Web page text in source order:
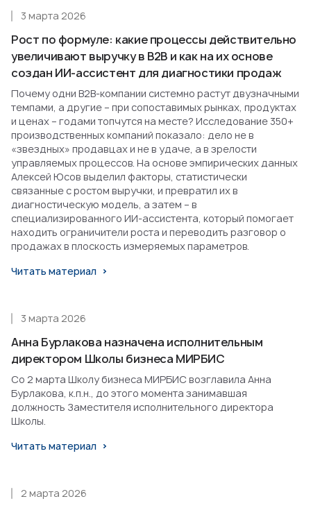
Рост по формуле: какие процессы действительно
увеличивают выручку в B2B и как на их основе
создан ИИ-ассистент для диагностики продаж
3 марта 2026
Почему одни B2B-компании системно растут двузначными
темпами, а другие – при сопоставимых рынках, продуктах
и ценах – годами топчутся на месте? Исследование 350+
производственных компаний показало: дело не в
«звездных» продавцах и не в удаче, а в зрелости
управляемых процессов. На основе эмпирических данных
Алексей Юсов выделил факторы, статистически
связанные с ростом выручки, и превратил их в
диагностическую модель, а затем – в
специализированного ИИ-ассистента, который помогает
находить ограничители роста и переводить разговор о
продажах в плоскость измеряемых параметров.
Читать материал
Анна Бурлакова назначена исполнительным
директором Школы бизнеса МИРБИС
3 марта 2026
Со 2 марта Школу бизнеса МИРБИС возглавила Анна
Бурлакова, к.п.н., до этого момента занимавшая
должность Заместителя исполнительного директора
Школы.
Читать материал
2 марта 2026